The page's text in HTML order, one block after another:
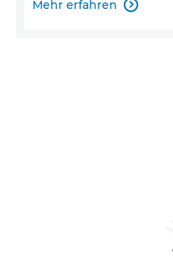
Mehr erfahren 